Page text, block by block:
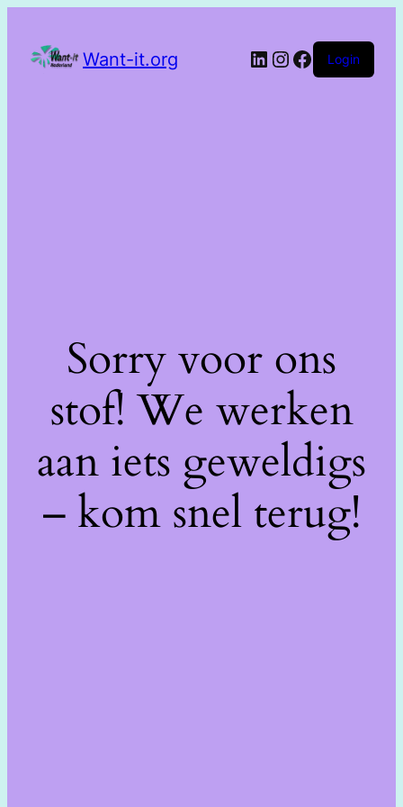
Want-it.org Login
Sorry voor ons
stof! We werken
aan iets geweldigs
– kom snel terug!